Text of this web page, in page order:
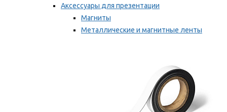
Аксессуары для презентации
Магниты
Металлические и магнитные ленты